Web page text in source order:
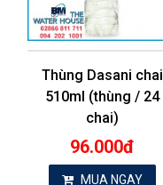
Thùng Dasani chai
510ml (thùng / 24
chai)
96.000đ
MUA NGAY